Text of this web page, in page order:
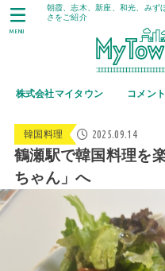
朝霞、志木、新座、和光、みず
さをご紹介
株式会社マイタウン コメン
MENU
韓国料理 2025.09.14
鶴瀬駅で韓国料理を
ちゃん」へ